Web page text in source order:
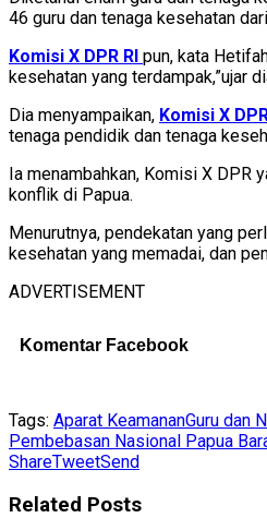
46 guru dan tenaga kesehatan
Komisi X DPR RI pun, kata
kesehatan yang terdampak,”ujar
Dia menyampaikan, Komisi X
tenaga pendidik dan tenaga
Ia menambahkan, Komisi X DPR
konflik di Papua.
Menurutnya, pendekatan yang
kesehatan yang memadai, dan
ADVERTISEMENT
Komentar Facebook
Tags: Aparat KeamananGuru dan
Pembebasan Nasional Papua
ShareTweetSend
Related Posts